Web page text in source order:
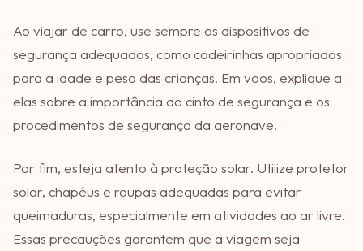
Ao viajar de carro, use sempre os dispositivos de
segurança adequados, como cadeirinhas apropriadas
para a idade e peso das crianças. Em voos, explique a
elas sobre a importância do cinto de segurança e os
procedimentos de segurança da aeronave.
Por fim, esteja atento à proteção solar. Utilize protetor
solar, chapéus e roupas adequadas para evitar
queimaduras, especialmente em atividades ao ar livre.
Essas precauções garantem que a viagem seja